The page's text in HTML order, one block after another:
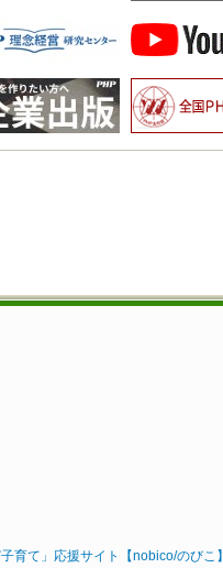
育て」応援サイト【nobico/のびこ】